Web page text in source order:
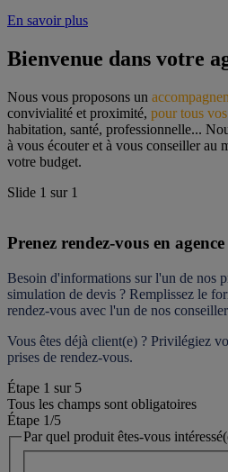
En savoir plus
Bienvenue dans votre
Nous vous proposons un
convivialité et proximité, pour tous
habitation, santé, professionnelle...
à vous écouter et à vous conseiller au
votre budget.
Slide 1 sur 1
Prenez rendez-vous en agence
Besoin d'informations sur l'un de nos
simulation de devis ? Remplissez le
rendez-vous avec l'un de nos
Vous êtes déjà client(e) ? Privilégiez
prises de rendez-vous.
Étape 1 sur 5
Tous les champs sont obligatoires
Étape 1/5
Par quel produit êtes-vous